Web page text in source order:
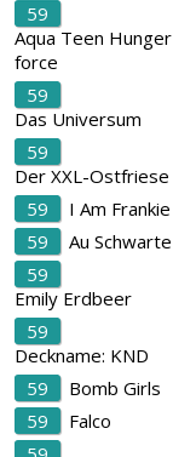
59
Aqua Teen Hunger
force
59
Das Universum
59
Der XXL-Ostfriese
59
I Am Frankie
59
Au Schwarte
59
Emily Erdbeer
59
Deckname: KND
59
Bomb Girls
59
Falco